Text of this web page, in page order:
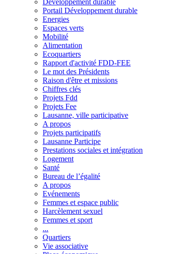
Portail Développement durable
Energies
Espaces verts
Mobilité
Alimentation
Ecoquartiers
Rapport d'activité FDD-FEE
Le mot des Présidents
Raison d'être et missions
Chiffres clés
Projets Fdd
Projets Fee
Lausanne, ville participative
A propos
Projets participatifs
Lausanne Participe
Prestations sociales et intégration
Logement
Santé
Bureau de l’égalité
A propos
Evénements
Femmes et espace public
Harcèlement sexuel
Femmes et sport
...
Quartiers
Vie associative